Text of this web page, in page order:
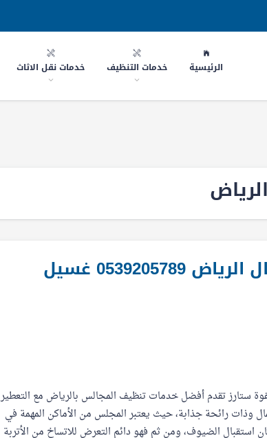
الرئيسية خدمات التنظيف خدمات نقل الاثاث
افضل شركة تنظيف مجالس شمال الرياض 0539205789 غسيل
ستارز تقدم أفضل خدمات تنظيف المجالس بالرياض مع التعطير
وذات رائحة جذابة، حيث يعتبر المجلس من الأماكن المهمة في
الضيوف، ومن ثم فهو دائم التعرض للاتساخ من الأتربة